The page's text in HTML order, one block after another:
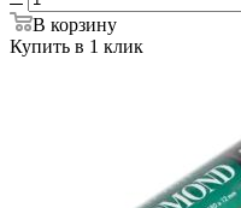
В корзину
Купить в 1 клик